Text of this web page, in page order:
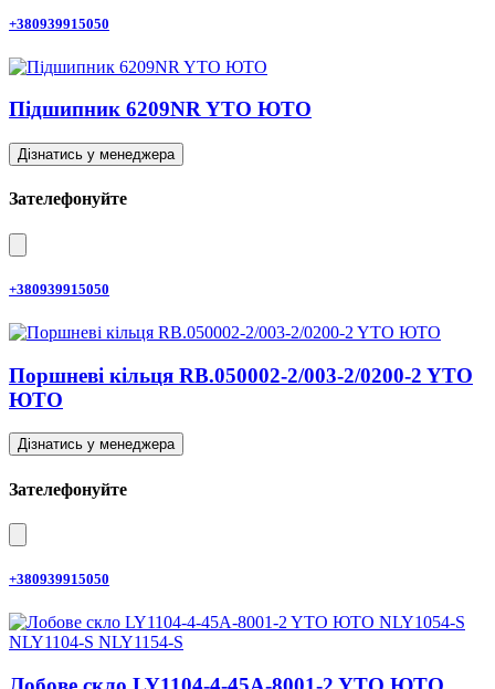
+380939915050
Підшипник 6209NR YTO ЮТО
Дізнатись у менеджера
Зателефонуйте
+380939915050
Поршневі кільця RB.050002-2/003-2/0200-2 YTO
ЮТО
Дізнатись у менеджера
Зателефонуйте
+380939915050